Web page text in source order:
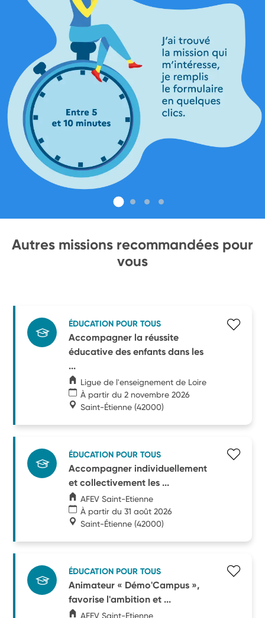
Autres missions recommandées pour
vous
ÉDUCATION POUR TOUS
Accompagner la réussite
éducative des enfants dans les
...
Ligue de l'enseignement de Loire
À partir du 2 novembre 2026
Saint-Étienne (42000)
ÉDUCATION POUR TOUS
Accompagner individuellement
et collectivement les ...
AFEV Saint-Etienne
À partir du 31 août 2026
Saint-Étienne (42000)
ÉDUCATION POUR TOUS
Animateur « Démo'Campus »,
favorise l'ambition et ...
AFEV Saint-Etienne